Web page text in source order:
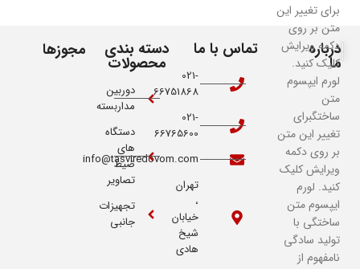
درباره
ما
برای تغییر این
متن بر روی
دکمه ویرایش
کلیک کنید.
لورم ایپسوم
متن
ساختگبرای
تغییر این متن
بر روی دکمه
ویرایش کلیک
کنید. لورم
ایپسوم متن
ساختگی با
تولید سادگی
نامفهوم از
تماس با ما
021-
66751868
021-
66765600
info@tasviredovom.com
تهران
،
خیابان
شیخ
هادی
دسته بندی
محصولات
دوربین
مداربسته
دستگاه
های
ضیط
تصاویر
تجهیزات
جانبی
مجوزها